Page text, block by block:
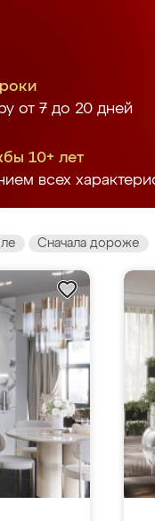
от 7 до 20 дней
10+ лет
всех
Сначала дороже